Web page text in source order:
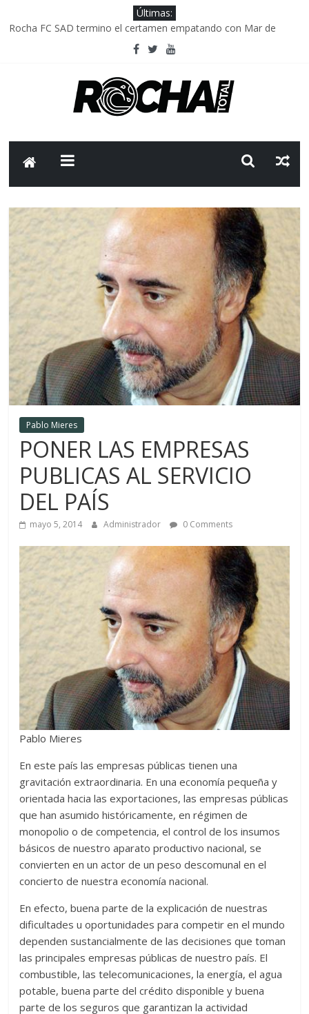
Últimas:
Rocha FC SAD termino el certamen empatando con Mar de
Delegación parlamentaria uruguaya llega a Israel; el Frente
Caso Charles Carrera: la causa que sobrevivió al paso del tiempo
Criminalidad en Uruguay: menos delitos,los homicidios son lo
Pablo Mieres
PONER LAS EMPRESAS
PUBLICAS AL SERVICIO
DEL PAÍS
mayo 5, 2014 Administrador 0 Comments
Pablo Mieres
En este país las empresas públicas tienen una
gravitación extraordinaria. En una economía pequeña y
orientada hacia las exportaciones, las empresas públicas
que han asumido históricamente, en régimen de
monopolio o de competencia, el control de los insumos
básicos de nuestro aparato productivo nacional, se
convierten en un actor de un peso descomunal en el
concierto de nuestra economía nacional.
En efecto, buena parte de la explicación de nuestras
dificultades u oportunidades para competir en el mundo
dependen sustancialmente de las decisiones que toman
las principales empresas públicas de nuestro país. El
combustible, las telecomunicaciones, la energía, el agua
potable, buena parte del crédito disponible y buena
parte de los seguros que garantizan la actividad